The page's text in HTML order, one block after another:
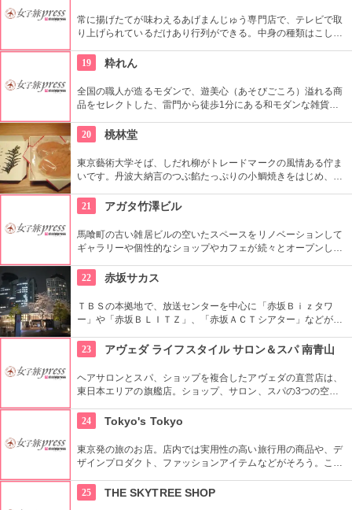
常に揚げたてが味わえるあげまんじゅう専門店で、テレビで取
り上げられているだけあり行列ができる。中身の種類はこし
19
粋れん
全国の職人が造るモダンで、遊美心（あそびごころ）溢れる商
品をセレクトした、雷門から徒歩1分にある和モダンな雑貨
めるので、粋な雑貨を探すのが楽しくなりそう。
20 桃林堂
東京藝術大学そば、しだれ柳がトレードマークの風情ある佇ま
いです。丹波大納言のつぶ餡たっぷりの小鯛焼きをはじめ、水
ます。お抹茶をいただきながら店内でも。
21 アガタ竹澤ビル
馬喰町の古い雑居ビルの空いたスペースをリノベーションして
ギャラリーや個性的なショップやカフェが続々とオープンした
注目を浴びるアートビルとなっている。
22 赤坂サカス
ＴＢＳの本拠地で、放送センターを中心に「赤坂Ｂｉｚタワ
ー」や「赤坂ＢＬＩＴＺ」、「赤坂ＡＣＴシアター」などが揃
23
アヴェダ ライフスタイル サロン＆スパ 南青山
ヘアサロンとスパ、ショップを複合したアヴェダの直営店は、
東日本エリアの旗艦店。ショップ、サロン、スパの3つの空間
豊かな時間の中、リラックスしてお過ごしいただけます。
24 Tokyo's Tokyo
東京発の旅のお店。店内では実用性の高い旅行用の商品や、デ
ザインプロダクト、ファッションアイテムなどがそろう。これ
されている。
25 THE SKYTREE SHOP